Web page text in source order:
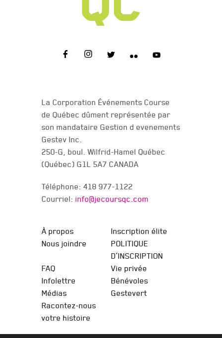
La Corporation Événements Course
de Québec dûment représentée par
son mandataire Gestion d evenements
Gestev Inc.
250-G, boul. Wilfrid-Hamel Québec
(Québec) G1L 5A7 CANADA
Téléphone: 418 977-1122
Courriel: info@jecoursqc.com
À propos
Inscription élite
Nous joindre
POLITIQUE
D’INSCRIPTION
FAQ
Vie privée
Infolettre
Bénévoles
Médias
Gestevert
Racontez-nous
votre histoire